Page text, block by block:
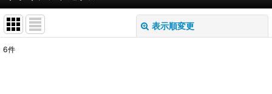
表示順変更
6件